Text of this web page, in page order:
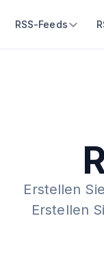
RSS-Feeds
Erstellen
Erstellen